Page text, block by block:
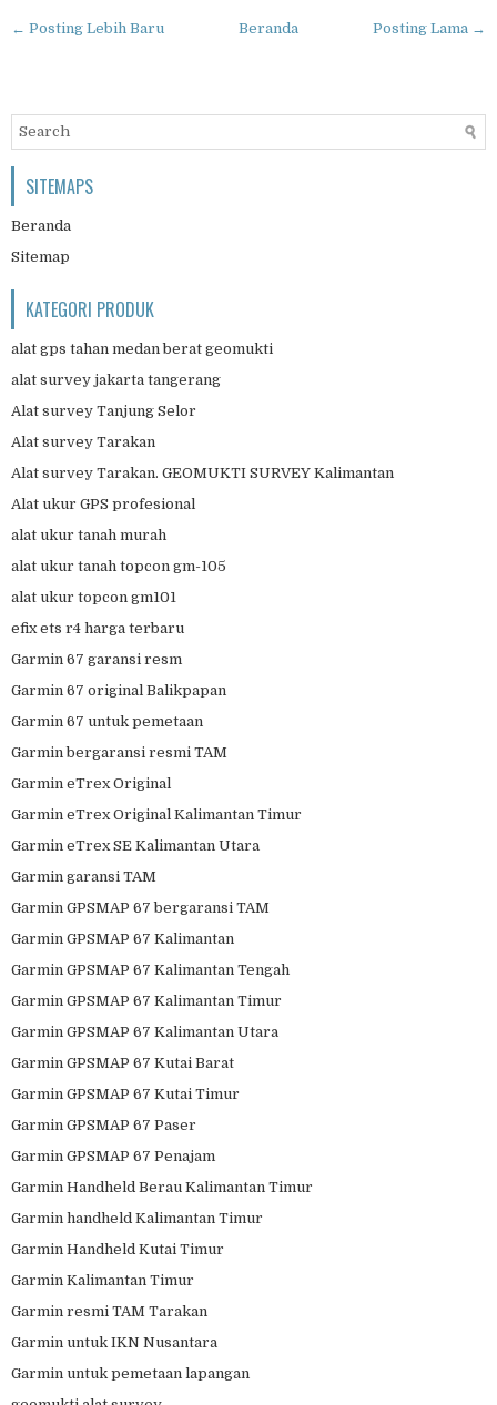
← Posting Lebih Baru Posting Lama →
Beranda
SITEMAPS
Beranda
Sitemap
KATEGORI PRODUK
alat gps tahan medan berat geomukti
alat survey jakarta tangerang
Alat survey Tanjung Selor
Alat survey Tarakan
Alat survey Tarakan. GEOMUKTI SURVEY Kalimantan
Alat ukur GPS profesional
alat ukur tanah murah
alat ukur tanah topcon gm-105
alat ukur topcon gm101
efix ets r4 harga terbaru
Garmin 67 garansi resm
Garmin 67 original Balikpapan
Garmin 67 untuk pemetaan
Garmin bergaransi resmi TAM
Garmin eTrex Original
Garmin eTrex Original Kalimantan Timur
Garmin eTrex SE Kalimantan Utara
Garmin garansi TAM
Garmin GPSMAP 67 bergaransi TAM
Garmin GPSMAP 67 Kalimantan
Garmin GPSMAP 67 Kalimantan Tengah
Garmin GPSMAP 67 Kalimantan Timur
Garmin GPSMAP 67 Kalimantan Utara
Garmin GPSMAP 67 Kutai Barat
Garmin GPSMAP 67 Kutai Timur
Garmin GPSMAP 67 Paser
Garmin GPSMAP 67 Penajam
Garmin Handheld Berau Kalimantan Timur
Garmin handheld Kalimantan Timur
Garmin Handheld Kutai Timur
Garmin Kalimantan Timur
Garmin resmi TAM Tarakan
Garmin untuk IKN Nusantara
Garmin untuk pemetaan lapangan